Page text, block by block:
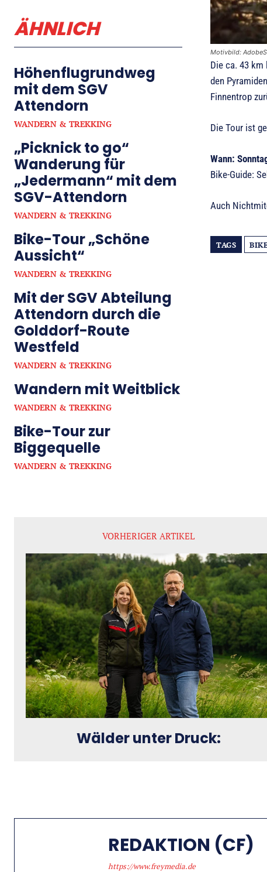
ÄHNLICH
Höhenflugrundweg
mit dem SGV
Attendorn
WANDERN & TREKKING
„Picknick to go“
Wanderung für
„Jedermann“ mit dem
SGV-Attendorn
WANDERN & TREKKING
Bike-Tour „Schöne
Aussicht“
WANDERN & TREKKING
Mit der SGV Abteilung
Attendorn durch die
Golddorf-Route
Westfeld
WANDERN & TREKKING
Wandern mit Weitblick
WANDERN & TREKKING
Bike-Tour zur
Biggequelle
WANDERN & TREKKING
Motivbild:
Die ca. 43 km
den
Finnentrop
Die Tour ist
Wann:
Bike-Guide:
Auch
TAGS
VORHERIGER ARTIKEL
Wälder unter Druck:
REDAKTION (CF)
https://www.freymedia.de